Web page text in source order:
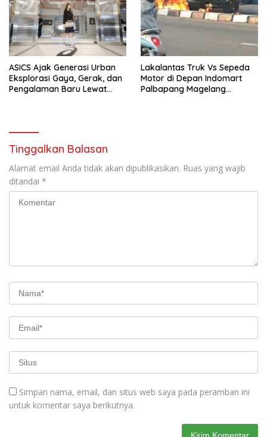
ASICS Ajak Generasi Urban
Eksplorasi Gaya, Gerak, dan
Pengalaman Baru Lewat
Lakalantas Truk Vs Sepeda
Motor di Depan Indomart
Palbapang Magelang
Tinggalkan Balasan
Alamat email Anda tidak akan dipublikasikan. Ruas yang wajib
ditandai *
Simpan nama, email, dan situs web saya pada peramban ini
untuk komentar saya berikutnya.